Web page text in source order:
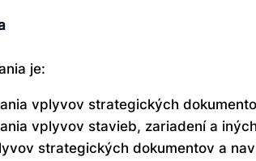
je:
vplyvov strategických
vplyvov stavieb, zariadení a
strategických dokumentov a